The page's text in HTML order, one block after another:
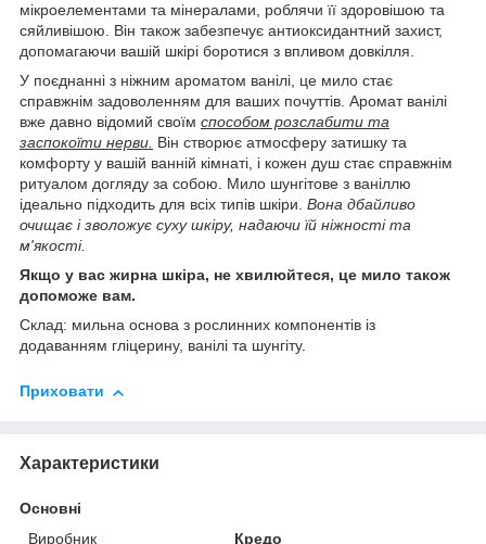
мікроелементами та мінералами, роблячи її здоровішою та
сяйливішою. Він також забезпечує антиоксидантний захист,
допомагаючи вашій шкірі боротися з впливом довкілля.
У поєднанні з ніжним ароматом ванілі, це мило стає
справжнім задоволенням для ваших почуттів. Аромат ванілі
вже давно відомий своїм способом розслабити та
заспокоїти нерви. Він створює атмосферу затишку та
комфорту у вашій ванній кімнаті, і кожен душ стає справжнім
ритуалом догляду за собою. Мило шунгітове з ваніллю
ідеально підходить для всіх типів шкіри. Вона дбайливо
очищає і зволожує суху шкіру, надаючи їй ніжності та
м'якості.
Якщо у вас жирна шкіра, не хвилюйтеся, це мило також
допоможе вам.
Склад: мильна основа з рослинних компонентів із
додаванням гліцерину, ванілі та шунгіту.
Приховати
Характеристики
Основні
Виробник
Кредо